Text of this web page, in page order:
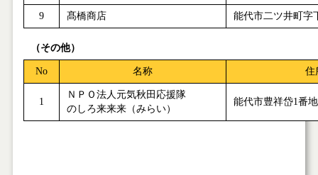
9 髙橋商店 能代市二ツ井町字
（その他）
No 名称 住
1
ＮＰＯ法人元気秋田応援隊
のしろ来来来（みらい）
能代市豊祥岱1番地